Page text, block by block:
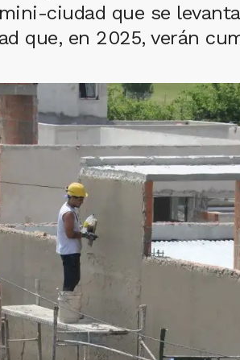
ciudad que se
que, en 2025, verán